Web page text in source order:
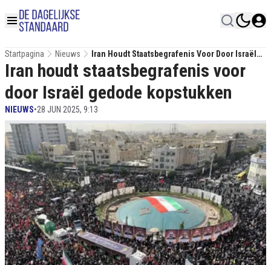
Startpagina Nieuws
Iran Houdt Staatsbegrafenis Voor Door Israël
Gedode Kopstukken
Iran houdt staatsbegrafenis voor
door Israël gedode kopstukken
NIEUWS•28 JUN 2025, 9:13